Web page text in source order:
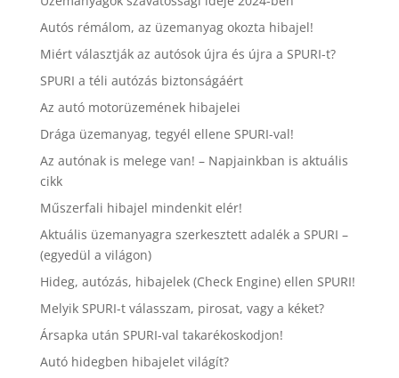
Autós rémálom, az üzemanyag okozta hibajel!
Miért választják az autósok újra és újra a SPURI-t?
SPURI a téli autózás biztonságáért
Az autó motorüzemének hibajelei
Drága üzemanyag, tegyél ellene SPURI-val!
Az autónak is melege van! – Napjainkban is aktuális
cikk
Műszerfali hibajel mindenkit elér!
Aktuális üzemanyagra szerkesztett adalék a SPURI –
(egyedül a világon)
Hideg, autózás, hibajelek (Check Engine) ellen SPURI!
Melyik SPURI-t válasszam, pirosat, vagy a kéket?
Ársapka után SPURI-val takarékoskodjon!
Autó hidegben hibajelet világít?